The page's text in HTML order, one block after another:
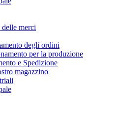
merci
degli ordini
per la produzione
e Spedizione
magazzino